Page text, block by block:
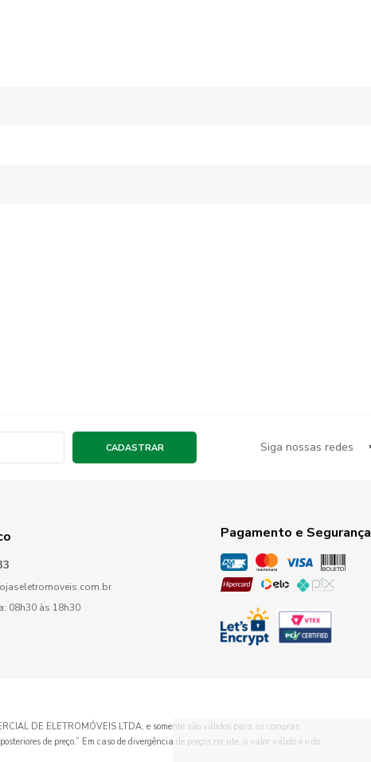
CADASTRAR Siga nossas redes
08h30 às 18h30
Pagamento e Segurança
DE ELETROMÓVEIS LTDA, e somente são válidos para as compras
de preço.” Em caso de divergência de preços no site, o valor válido é o do